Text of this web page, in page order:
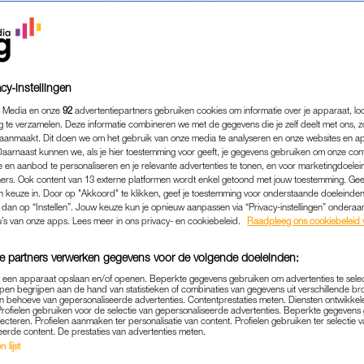
IS HET NIEUWE
DÉZE ITEMS ZITTEN
WINKELMAND
MODE|WIL JE ZIEN
24-05-2026 | LINDE VERHULST
Rhode, model én sinds kort
als hét stijlicoon van dit moment. Ter ere van haar
instellingen
en onze 92 advertentiepartners gebruiken cookies om informatie over je apparaat,
te verzamelen. Deze informatie combineren we met de gegevens die je zelf deelt met ons,
Dit doen we om het gebruik van onze media te analyseren en onze websites en
kunnen we, als je hier toestemming voor geeft, je gegevens gebruiken om onze
en aanbod te personaliseren en je relevante advertenties te tonen, en voor
Ook content van 13 externe platformen wordt enkel getoond met jouw toestemming.
keuze in. Door op "Akkoord" te klikken, geef je toestemming voor onderstaande
op “Instellen”. Jouw keuze kun je opnieuw aanpassen via “Privacy-instellingen”
van onze apps. Lees meer in ons privacy- en cookiebeleid.
Raadpleeg ons cookiebeleid
partners verwerken gegevens voor de volgende doeleinden:
apparaat opslaan en/of openen. Beperkte gegevens gebruiken om advertenties te
begrijpen aan de hand van statistieken of combinaties van gegevens uit verschillende
behoeve van gepersonaliseerde advertenties. Contentprestaties meten. Diensten
gebruiken voor de selectie van gepersonaliseerde advertenties. Beperkte
Profielen aanmaken ter personalisatie van content. Profielen gebruiken ter selectie
content. De prestaties van advertenties meten.
lijst